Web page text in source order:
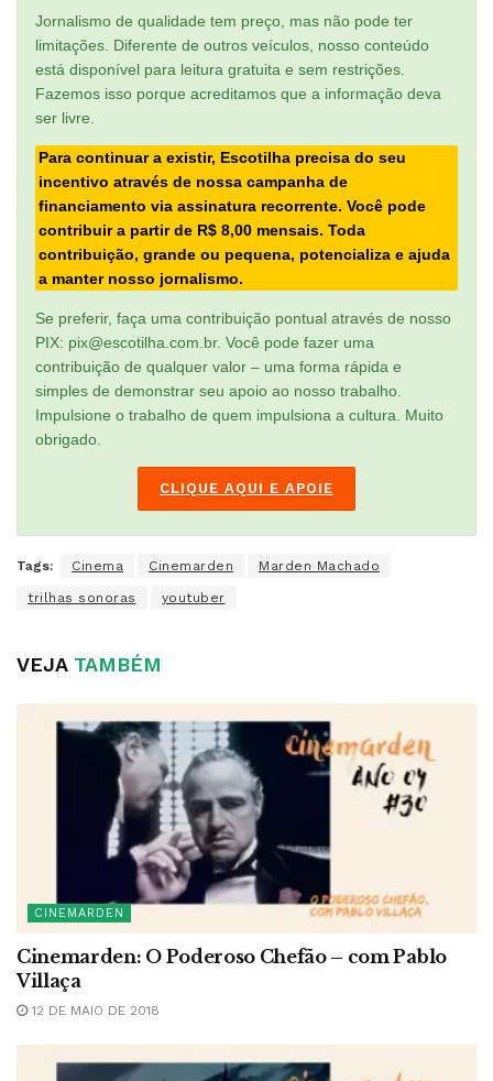
Jornalismo de qualidade tem preço, mas não pode ter
limitações. Diferente de outros veículos, nosso conteúdo
está disponível para leitura gratuita e sem restrições.
Fazemos isso porque acreditamos que a informação deva
ser livre.
Para continuar a existir, Escotilha precisa do seu
incentivo através de nossa campanha de
financiamento via assinatura recorrente. Você pode
contribuir a partir de R$ 8,00 mensais. Toda
contribuição, grande ou pequena, potencializa e ajuda
a manter nosso jornalismo.
Se preferir, faça uma contribuição pontual através de nosso
PIX: pix@escotilha.com.br. Você pode fazer uma
contribuição de qualquer valor – uma forma rápida e
simples de demonstrar seu apoio ao nosso trabalho.
Impulsione o trabalho de quem impulsiona a cultura. Muito
obrigado.
CLIQUE AQUI E APOIE
Tags: Cinema Cinemarden Marden Machado
trilhas sonoras youtuber
VEJATAMBÉM
CINEMARDEN
Cinemarden: O Poderoso Chefão – com Pablo
Villaça
12 DE MAIO DE 2018